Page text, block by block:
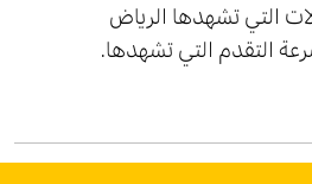
التي تشهدها الرياض
التقدم التي تشهدها.